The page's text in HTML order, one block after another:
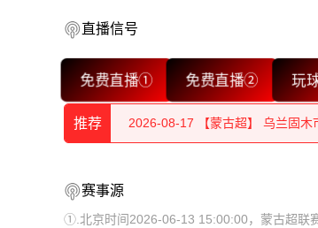
直播信号
免费直播① 免费直播② 玩
推荐
2026-08-17 【蒙古超】 乌兰固木
2026-08-17 【蒙古超】 乌兰固木
赛事源
①.北京时间2026-06-13 15:00:00，蒙古超联